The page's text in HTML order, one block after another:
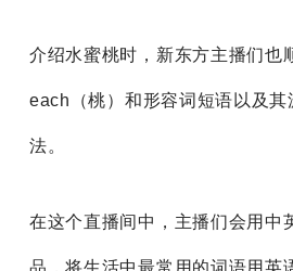
介绍水蜜桃时，新东方主播们也
each（桃）和形容词短语以及其
法。
在这个直播间中，主播们会用中
品，将生活中最常用的词语用英